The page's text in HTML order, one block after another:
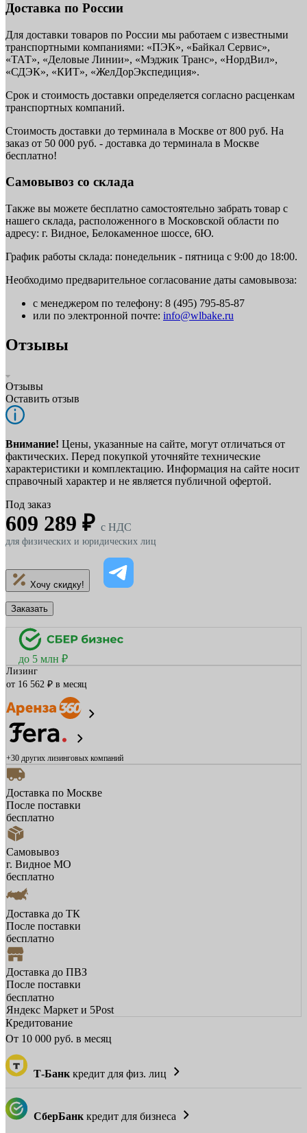
Доставка по России
Для доставки товаров по России мы работаем с известными
транспортными компаниями: «ПЭК», «Байкал Сервис»,
«ТАТ», «Деловые Линии», «Мэджик Транс», «НордВил»,
«СДЭК», «КИТ», «ЖелДорЭкспедиция».
Срок и стоимость доставки определяется согласно расценкам
транспортных компаний.
Стоимость доставки до терминала в Москве от 800 руб. На
заказ от 50 000 руб. - доставка до терминала в Москве
бесплатно!
Самовывоз со склада
Также вы можете бесплатно самостоятельно забрать товар с
нашего склада, расположенного в Московской области по
адресу: г. Видное, Белокаменное шоссе, 6Ю.
График работы склада: понедельник - пятница с 9:00 до 18:00.
Необходимо предварительное согласование даты самовывоза:
с менеджером по телефону: 8 (495) 795-85-87
или по электронной почте: info@wlbake.ru
Отзывы
Отзывы
Оставить отзыв
Внимание! Цены, указанные на сайте, могут отличаться от
фактических. Перед покупкой уточняйте технические
характеристики и комплектацию. Информация на сайте носит
справочный характер и не является публичной офертой.
Под заказ
609 289 ₽ c НДС
для физических и юридических лиц
Хочу скидку!
Заказать
до 5 млн ₽
Лизинг
от 16 562 ₽ в месяц
+30 других лизинговых компаний
Доставка по Москве
После поставки
бесплатно
Самовывоз
г. Видное МО
бесплатно
Доставка до ТК
После поставки
бесплатно
Доставка до ПВЗ
После поставки
бесплатно
Яндекс Маркет и 5Post
Кредитование
От 10 000 руб. в месяц
Т-Банк кредит для физ. лиц
СберБанк кредит для бизнеса